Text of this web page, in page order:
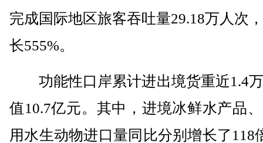
完成国际地区旅客吞吐量29.18万人次
长555%。
功能性口岸累计进出境货重近1.4
值10.7亿元。其中，进境冰鲜水产品
用水生动物进口量同比分别增长了118